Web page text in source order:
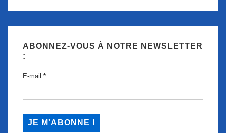
ABONNEZ-VOUS À NOTRE NEWSLETTER
:
E-mail *